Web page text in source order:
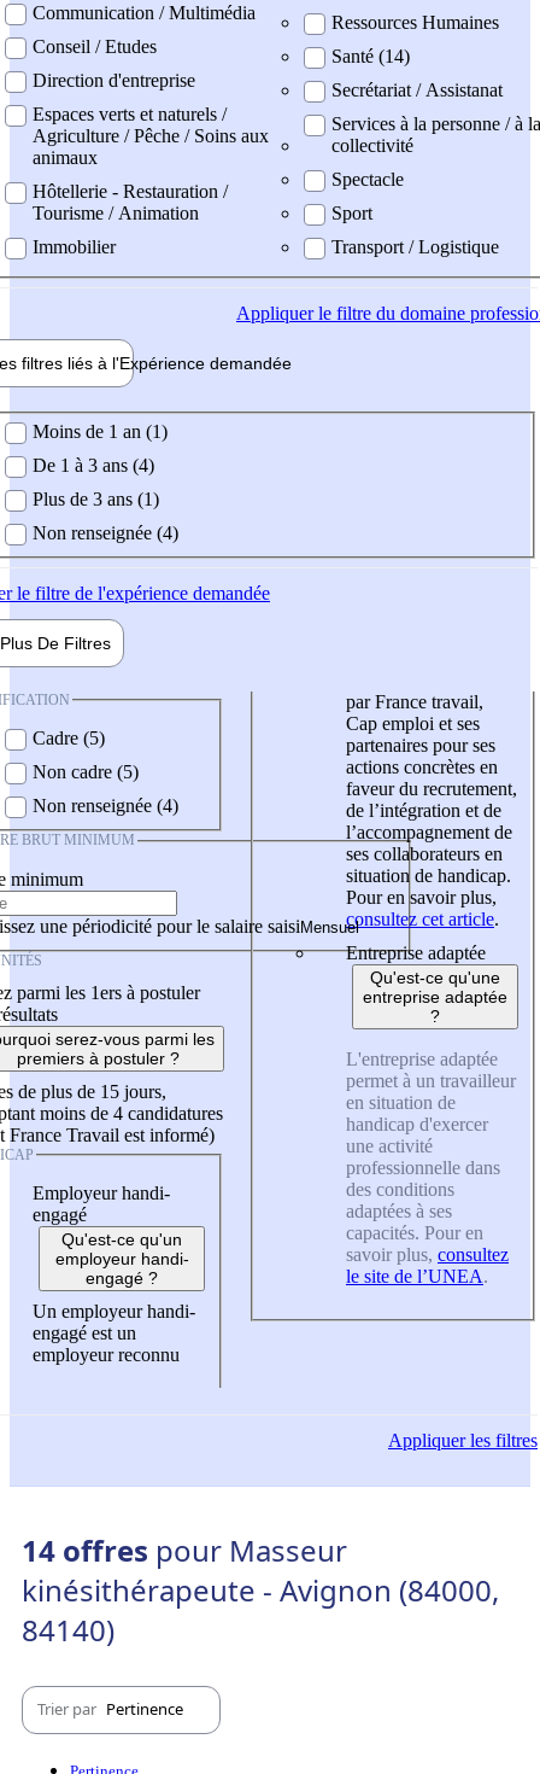
Communication / Multimédia
Conseil / Etudes
Direction d'entreprise
Espaces verts et naturels /
Agriculture / Pêche / Soins aux
animaux
Hôtellerie - Restauration /
Tourisme / Animation
Immobilier
Ressources Humaines
Santé (14)
Secrétariat / Assistanat
Services à la personne / à la
collectivité
Spectacle
Sport
Transport / Logistique
Appliquerle filtre du domaine
filtres liés à l'Expérience demandée
demandée
Moins de 1 an (1)
De 1 à 3 ans (4)
Plus de 3 ans (1)
Non renseignée (4)
le filtre de l'expérience demandée
Plus De Filtres
Cadre (5)
Non cadre (5)
Non renseignée (4)
BRUT MINIMUM
minimum
une périodicité pour le salaire saisi
parmi les 1ers à postuler
serez-vous parmi les
premiers à postuler ?
de plus de 15 jours,
moins de 4 candidatures
France Travail est informé)
Employeur handi-
engagé
Qu'est-ce qu'un
employeur handi-
engagé ?
Un employeur handi-
engagé est un
employeur reconnu
par France travail,
Cap emploi et ses
partenaires pour ses
actions concrètes en
faveur du recrutement,
de l’intégration et de
l’accompagnement de
ses collaborateurs en
situation de handicap.
Pour en savoir plus,
consultez cet article.
Entreprise adaptée
Qu'est-ce qu'une
entreprise adaptée
?
L'entreprise adaptée
permet à un travailleur
en situation de
handicap d'exercer
une activité
professionnelle dans
des conditions
adaptées à ses
capacités. Pour en
savoir plus, consultez
le site de l’UNEA.
Appliquerles filtres
14 offres pour Masseur
kinésithérapeute - Avignon (84000,
84140)
Trier par Pertinence